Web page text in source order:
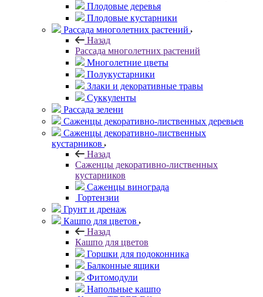
Плодовые деревья
Плодовые кустарники
Рассада многолетних растений
Назад
Рассада многолетних растений
Многолетние цветы
Полукустарники
Злаки и декоративные травы
Суккуленты
Рассада зелени
Саженцы декоративно-лиственных деревьев
Саженцы декоративно-лиственных
кустарников
Назад
Саженцы декоративно-лиственных
кустарников
Саженцы винограда
Гортензии
Грунт и дренаж
Кашпо для цветов
Назад
Кашпо для цветов
Горшки для подоконника
Балконные ящики
Фитомодули
Напольные кашпо